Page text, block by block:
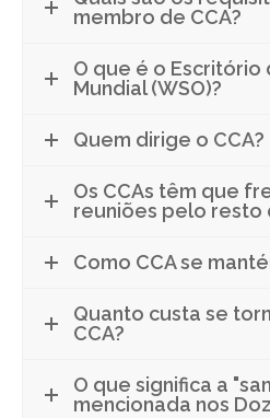
membro de CCA?
O que é o Escritório
Mundial (WSO)?
Quem dirige o CCA?
Os CCAs têm que
reuniões pelo resto
Como CCA se
Quanto custa se
CCA?
O que significa a
mencionada nos